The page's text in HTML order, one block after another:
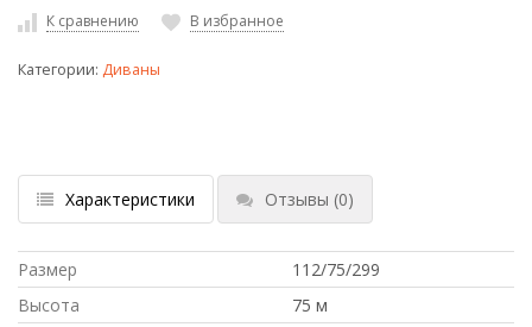
К сравнению В избранное
Категории: Диваны
Характеристики Отзывы (0)
Размер
112/75/299
Высота
75 м